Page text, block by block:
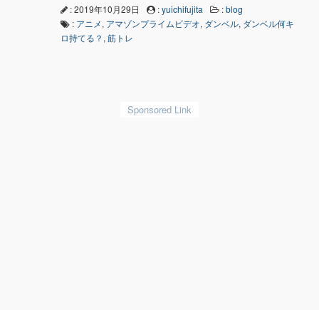
: 2019年10月29日 :yuichifujita :blog
: アニメ, アマゾンプライムビデオ, ダンベル, ダンベル何キ
ロ持てる？ , 筋トレ